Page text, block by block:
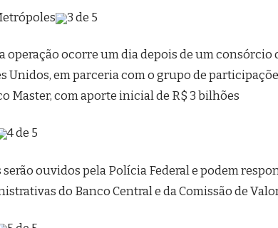
3 de 5
operação ocorre um dia depois de um consórcio
Unidos, em parceria com o grupo de
Master, com aporte inicial de R$ 3 bilhões
4 de 5
ouvidos pela Polícia Federal e podem
do Banco Central e da Comissão de